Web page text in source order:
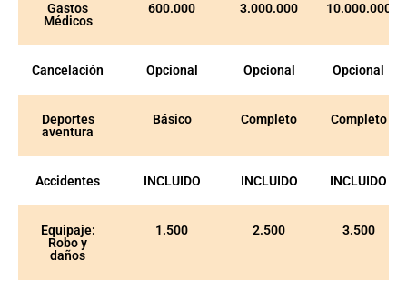
Gastos
Médicos
600.000 3.000.000 10.000.000
Cancelación Opcional Opcional Opcional
Deportes
aventura
Básico Completo Completo
Accidentes INCLUIDO INCLUIDO INCLUIDO
Equipaje:
Robo y
daños
1.500 2.500 3.500